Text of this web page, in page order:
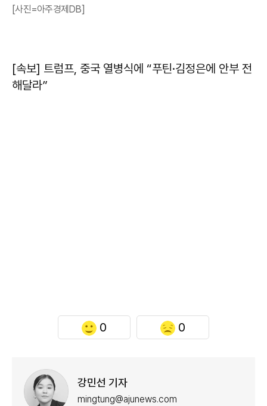
[사진=아주경제DB]
[속보] 트럼프, 중국 열병식에 “푸틴·김정은에 안부 전
해달라”
0 0
강민선 기자
mingtung@ajunews.com